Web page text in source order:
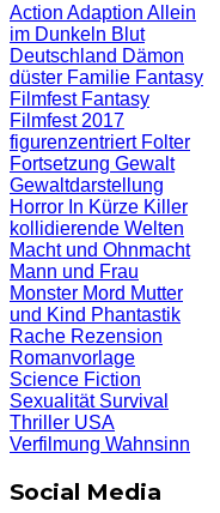
Action Adaption Allein
im Dunkeln Blut
Deutschland Dämon
düster Familie Fantasy
Filmfest Fantasy
Filmfest 2017
figurenzentriert Folter
Fortsetzung Gewalt
Gewaltdarstellung
Horror In Kürze Killer
kollidierende Welten
Macht und Ohnmacht
Mann und Frau
Monster Mord Mutter
und Kind Phantastik
Rache Rezension
Romanvorlage
Science Fiction
Sexualität Survival
Thriller USA
Verfilmung Wahnsinn
Social Media